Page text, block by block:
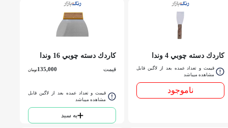
كاردك دسته چوبي 4 وندا
قیمت و تعداد عمده بعد از لاگین قابل
مشاهده میباشد
ناموجود
كاردك دسته چوبي 16 وندا
قیمت 135,000تومان
قیمت و تعداد عمده بعد از لاگین قابل
مشاهده میباشد
به سبد